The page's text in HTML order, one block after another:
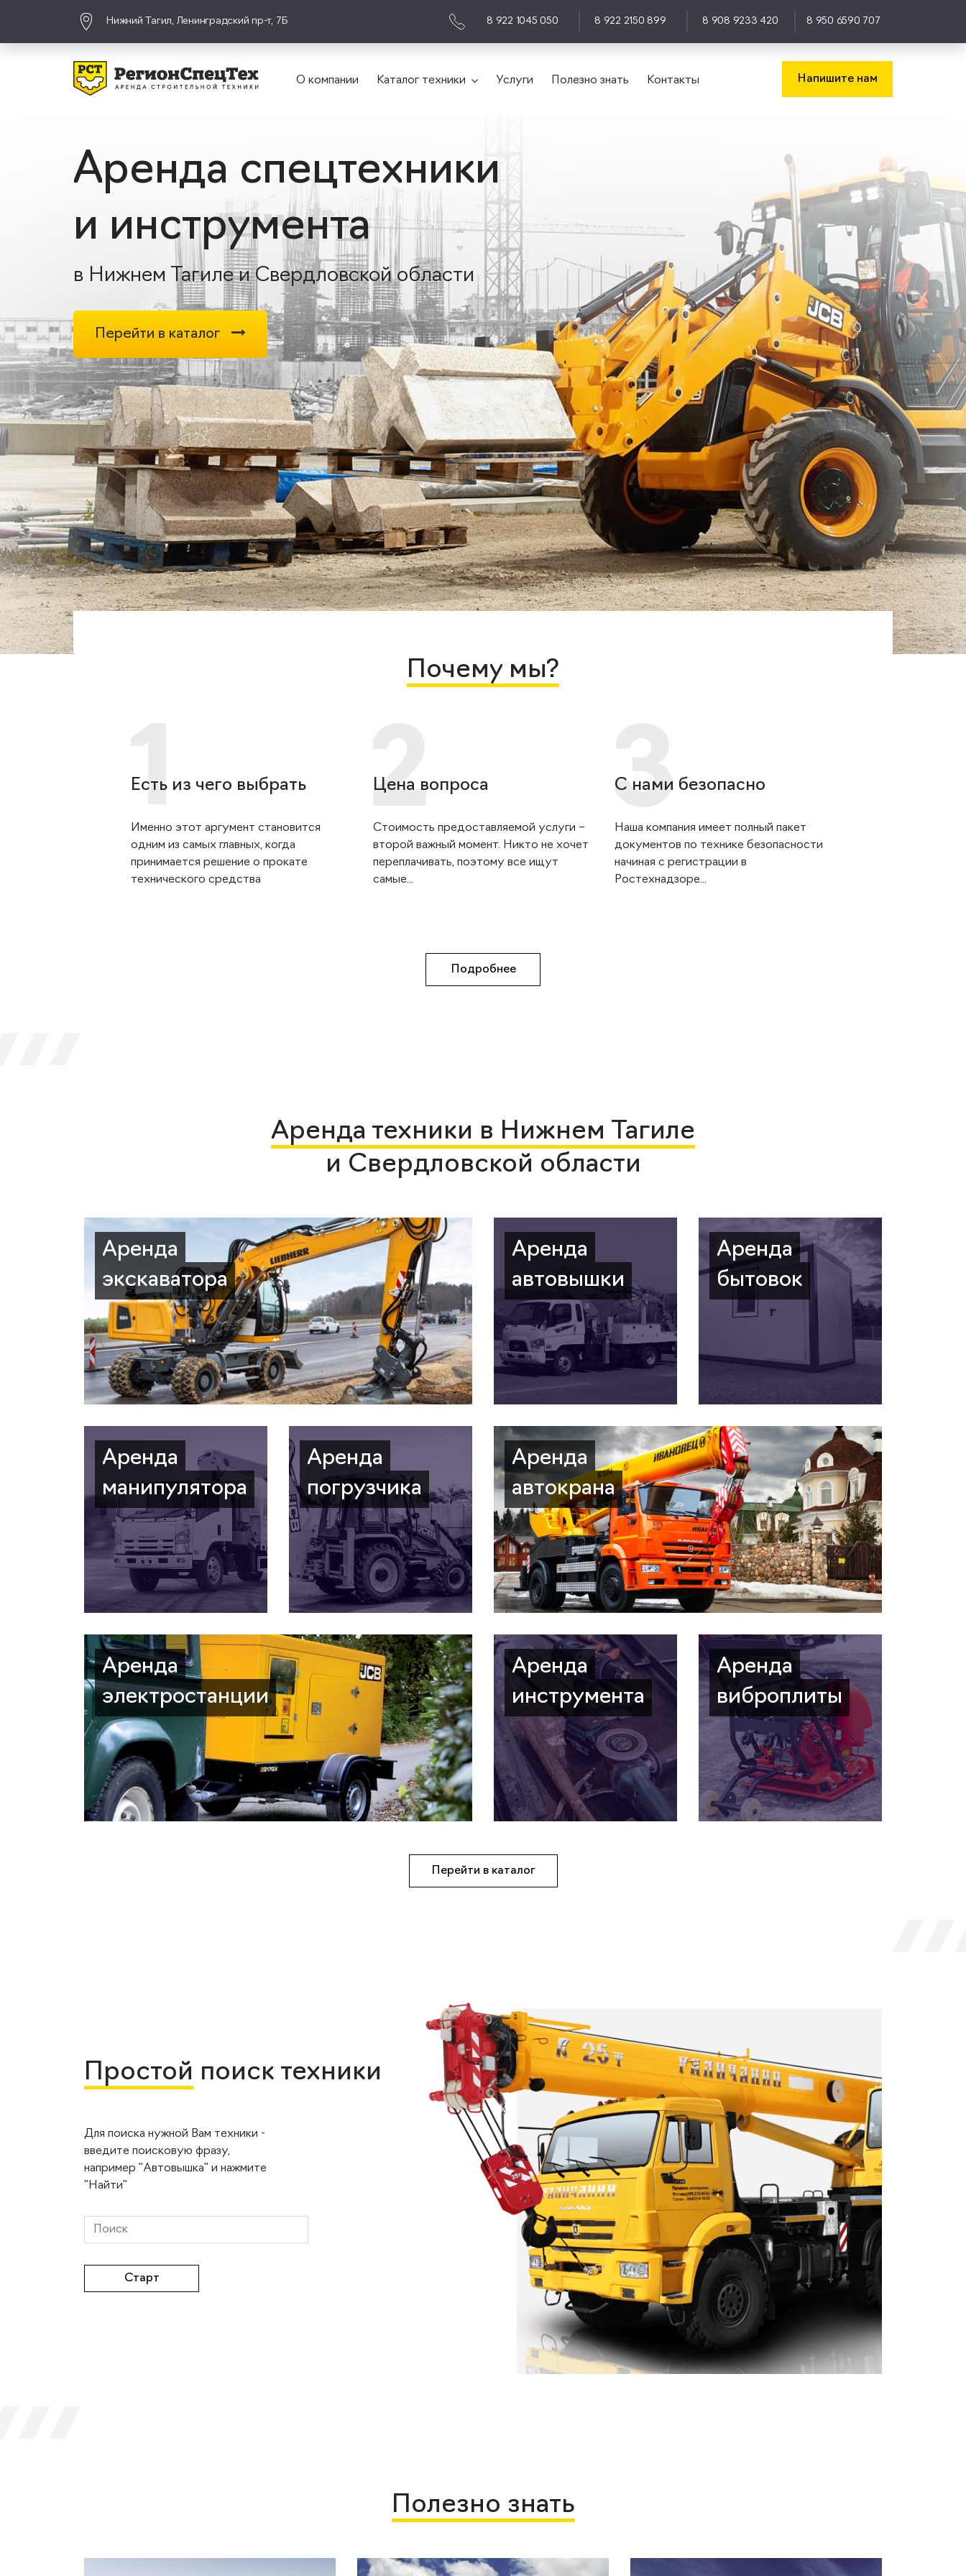
Нижний Тагил, Ленинградский пр-т, 7Б 8 922 1045 050 8 922 2150 899 8 908 9233 420 8 950 6590 707
О компании Каталог техники Услуги Полезно знать Контакты Напишите нам
Аренда спецтехники
и инструмента
в Нижнем Тагиле и Свердловской области
Перейти в каталог
Почему мы?
Есть из чего выбрать
Именно этот аргумент становится
одним из самых главных, когда
принимается решение о прокате
технического средства
Цена вопроса
Стоимость предоставляемой услуги –
второй важный момент. Никто не хочет
переплачивать, поэтому все ищут
самые...
С нами безопасно
Наша компания имеет полный пакет
документов по технике безопасности
начиная с регистрации в
Ростехнадзоре...
Подробнее
Аренда техники в Нижнем Тагиле
и Свердловской области
Аренда
экскаватора
Аренда
автовышки
Аренда
бытовок
Аренда
манипулятора
Аренда
погрузчика
Аренда
автокрана
Аренда
электростанции
Аренда
инструмента
Аренда
виброплиты
Перейти в каталог
Простой поиск техники
Для поиска нужной Вам техники -
введите поисковую фразу,
например "Автовышка" и нажмите
"Найти"
Полезно знать